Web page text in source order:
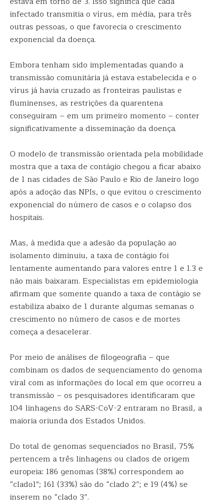
infectado transmitia o vírus, em média, para três
outras pessoas, o que favorecia o crescimento
exponencial da doença.
Embora tenham sido implementadas quando a
transmissão comunitária já estava estabelecida e o
vírus já havia cruzado as fronteiras paulistas e
fluminenses, as restrições da quarentena
conseguiram – em um primeiro momento – conter
significativamente a disseminação da doença.
O modelo de transmissão orientada pela mobilidade
mostra que a taxa de contágio chegou a ficar abaixo
de 1 nas cidades de São Paulo e Rio de Janeiro logo
após a adoção das NPIs, o que evitou o crescimento
exponencial do número de casos e o colapso dos
hospitais.
Mas, à medida que a adesão da população ao
isolamento diminuiu, a taxa de contágio foi
lentamente aumentando para valores entre 1 e 1.3 e
não mais baixaram. Especialistas em epidemiologia
afirmam que somente quando a taxa de contágio se
estabiliza abaixo de 1 durante algumas semanas o
crescimento no número de casos e de mortes
começa a desacelerar.
Por meio de análises de filogeografia – que
combinam os dados de sequenciamento do genoma
viral com as informações do local em que ocorreu a
transmissão – os pesquisadores identificaram que
104 linhagens do SARS-CoV-2 entraram no Brasil, a
maioria oriunda dos Estados Unidos.
Do total de genomas sequenciados no Brasil, 75%
pertencem a três linhagens ou clados de origem
europeia: 186 genomas (38%) correspondem ao
“clado1″; 161 (33%) são do “clado 2”; e 19 (4%) se
inserem no “clado 3”.